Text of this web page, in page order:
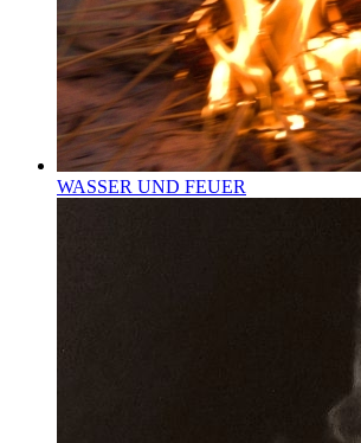
WASSER UND FEUER